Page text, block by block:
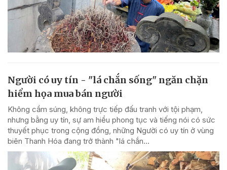
Người có uy tín - "lá chắn sống" ngăn chặn
hiểm họa mua bán người
Không cầm súng, không trực tiếp đấu tranh với tội phạm,
nhưng bằng uy tín, sự am hiểu phong tục và tiếng nói có sức
thuyết phục trong cộng đồng, những Người có uy tín ở vùng
biên Thanh Hóa đang trở thành "lá chắn...